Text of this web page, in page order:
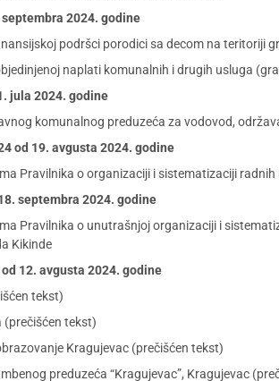
2024. godine
podršci porodici sa decom na teritoriji
naplati komunalnih i drugih usluga
jula 2024. godine
komunalnog preduzeća za vodovod,
od 19. avgusta 2024. godine
Pravilnika o organizaciji i sistematizaciji
septembra 2024. godine
Pravilnika o unutrašnjoj organizaciji i
Kikinde
12. avgusta 2024. godine
tekst)
tekst)
Kragujevac (prečišćen tekst)
preduzeća “Kragujevac”, Kragujevac